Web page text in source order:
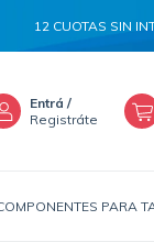
SIN INTERES
Entrá /
Registráte
PARA